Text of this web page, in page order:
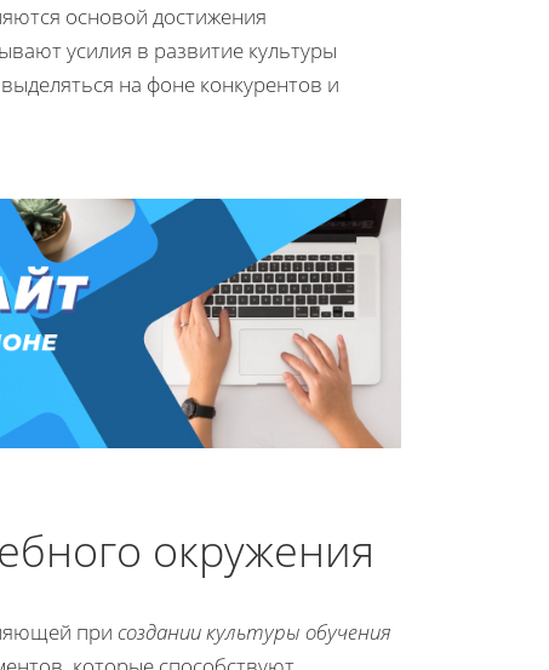
основой достижения
усилия в развитие культуры
на фоне конкурентов и
окружения
при создании культуры обучения